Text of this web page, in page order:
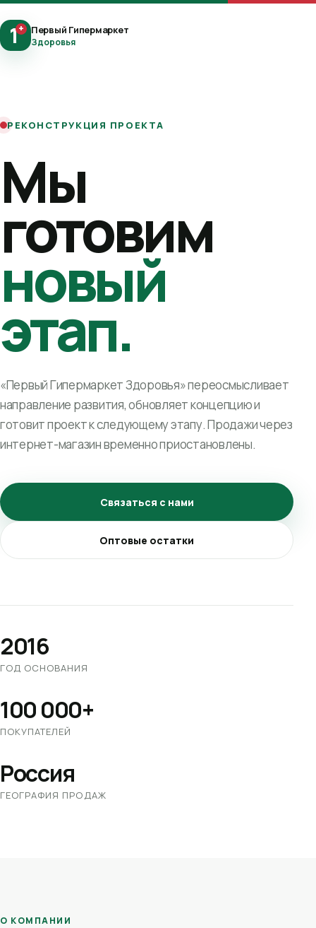
1+ Первый Гипермаркет
Здоровья
РЕКОНСТРУКЦИЯ ПРОЕКТА
Мы
готовим
новый
этап.
«Первый Гипермаркет Здоровья» переосмысливает
направление развития, обновляет концепцию и
готовит проект к следующему этапу. Продажи через
интернет-магазин временно приостановлены.
Связаться с нами
Оптовые остатки
2016
ГОД ОСНОВАНИЯ
100 000+
ПОКУПАТЕЛЕЙ
Россия
ГЕОГРАФИЯ ПРОДАЖ
О КОМПАНИИ